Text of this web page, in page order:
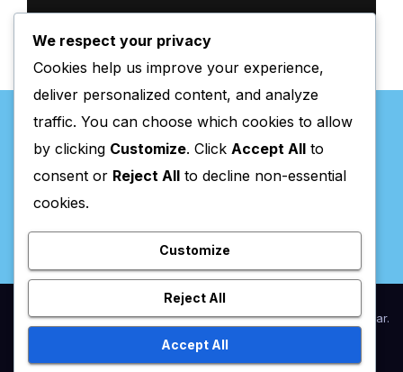
Valpaços Online
Proudly powered by WordPress|Theme:NewsupbyThemeansar.
HomeAnunciar / AssinaturasEstatuto EditorialFicha Técnica
We respect your privacy
Cookies help us improve your experience,
deliver personalized content, and analyze
traffic. You can choose which cookies to allow
by clicking Customize. Click Accept All to
consent or Reject All to decline non-essential
cookies.
Customize
Reject All
Accept All